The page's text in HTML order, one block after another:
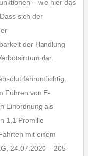
– wie hier das
sich der
der Handlung
dar.
fahruntüchtig.
Führen von E-
Einordnung als
1,1 Promille
mit einem
24.07.2020 – 205